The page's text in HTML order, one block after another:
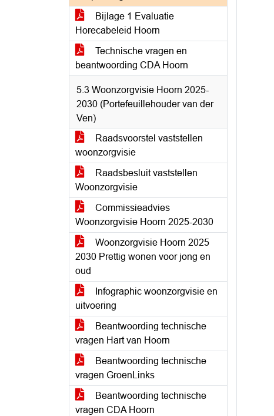
Bijlage 1 Evaluatie
Horecabeleid Hoorn
Technische vragen en
beantwoording CDA Hoorn
5.3 Woonzorgvisie Hoorn 2025-
2030 (Portefeuillehouder van der
Ven)
Raadsvoorstel vaststellen
woonzorgvisie
Raadsbesluit vaststellen
Woonzorgvisie
Commissieadvies
Woonzorgvisie Hoorn 2025-2030
Woonzorgvisie Hoorn 2025
2030 Prettig wonen voor jong en
oud
Infographic woonzorgvisie en
uitvoering
Beantwoording technische
vragen Hart van Hoorn
Beantwoording technische
vragen GroenLinks
Beantwoording technische
vragen CDA Hoorn